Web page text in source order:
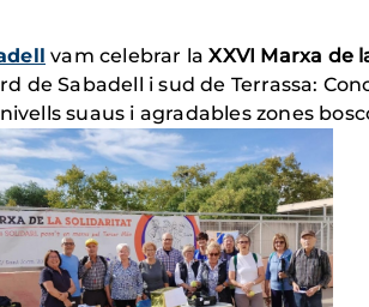
vam celebrar laXXVI Marxa de
Sabadell i sud de Terrassa:
suaus i agradables zones